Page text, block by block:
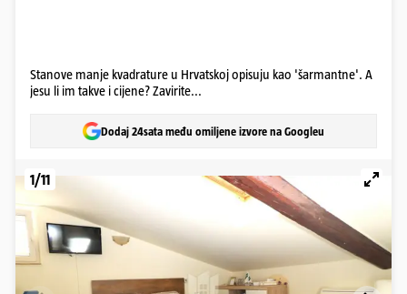
Stanove manje kvadrature u Hrvatskoj opisuju kao 'šarmantne'. A
jesu li im takve i cijene? Zavirite...
Dodaj 24sata među omiljene izvore na Googleu
1/11